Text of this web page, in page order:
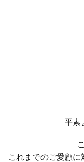
平素
これまでのご愛顧に